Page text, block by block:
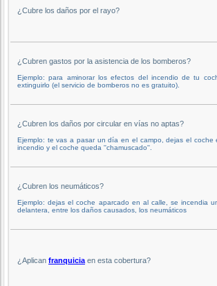
¿Cubre los daños por el rayo?
¿Cubren gastos por la asistencia de los bomberos?
Ejemplo: para aminorar los efectos del incendio de tu
extinguirlo (el servicio de bomberos no es gratuito).
¿Cubren los daños por circular en vías no aptas?
Ejemplo: te vas a pasar un día en el campo, dejas el
incendio y el coche queda ''chamuscado''.
¿Cubren los neumáticos?
Ejemplo: dejas el coche aparcado en al calle, se incendia
delantera, entre los daños causados, los neumáticos
¿Aplican franquicia en esta cobertura?